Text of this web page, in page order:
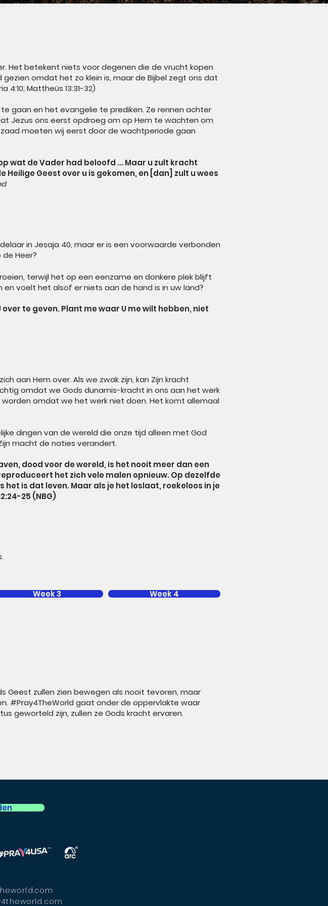
Het betekent niets voor degenen die de vrucht kopen
omdat het zo klein is, maar de Bijbel zegt ons dat
Mattheüs 13:31-32)
te gaan en het evangelie te prediken. Ze rennen achter
Jezus ons eerst opdroeg om op Hem te wachten om
moeten wij eerst door de wachtperiode gaan
wat de Vader had beloofd ... Maar u zult kracht
Geest over u is gekomen, en [dan] zult u wees
in Jesaja 40, maar er is een voorwaarde verbonden
Heer?
terwijl het op een eenzame en donkere plek blijft
voelt het alsof er niets aan de hand is in uw land?
te geven. Plant me waar U me wilt hebben, niet
aan Hem over. Als we zwak zijn, kan Zijn kracht
omdat we Gods dunamis-kracht in ons aan het werk
omdat we het werk niet doen. Het komt allemaal
dingen van de wereld die onze tijd alleen met God
macht de naties verandert.
dood voor de wereld, is het nooit meer dan een
het zich vele malen opnieuw. Op dezelfde
is dat leven. Maar als je het loslaat, roekeloos in je
25 (NBG)
Week 3 Week 4
Geest zullen zien bewegen als nooit tevoren, maar
#Pray4TheWorld gaat onder de oppervlakte waar
geworteld zijn, zullen ze Gods kracht ervaren.